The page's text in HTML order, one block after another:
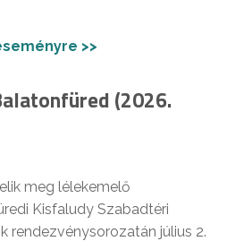
>>
(2026.
meg lélekemelő
Kisfaludy Szabadtéri
rendezvénysorozatán július 2.